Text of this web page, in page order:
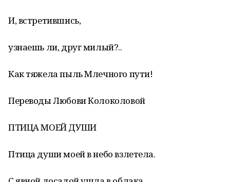
И, встретившись,
узнаешь ли, друг милый?..
Как тяжела пыль Млечного пути!
Переводы Любови Колоколовой
ПТИЦА МОЕЙ ДУШИ
Птица души моей в небо взлетела.